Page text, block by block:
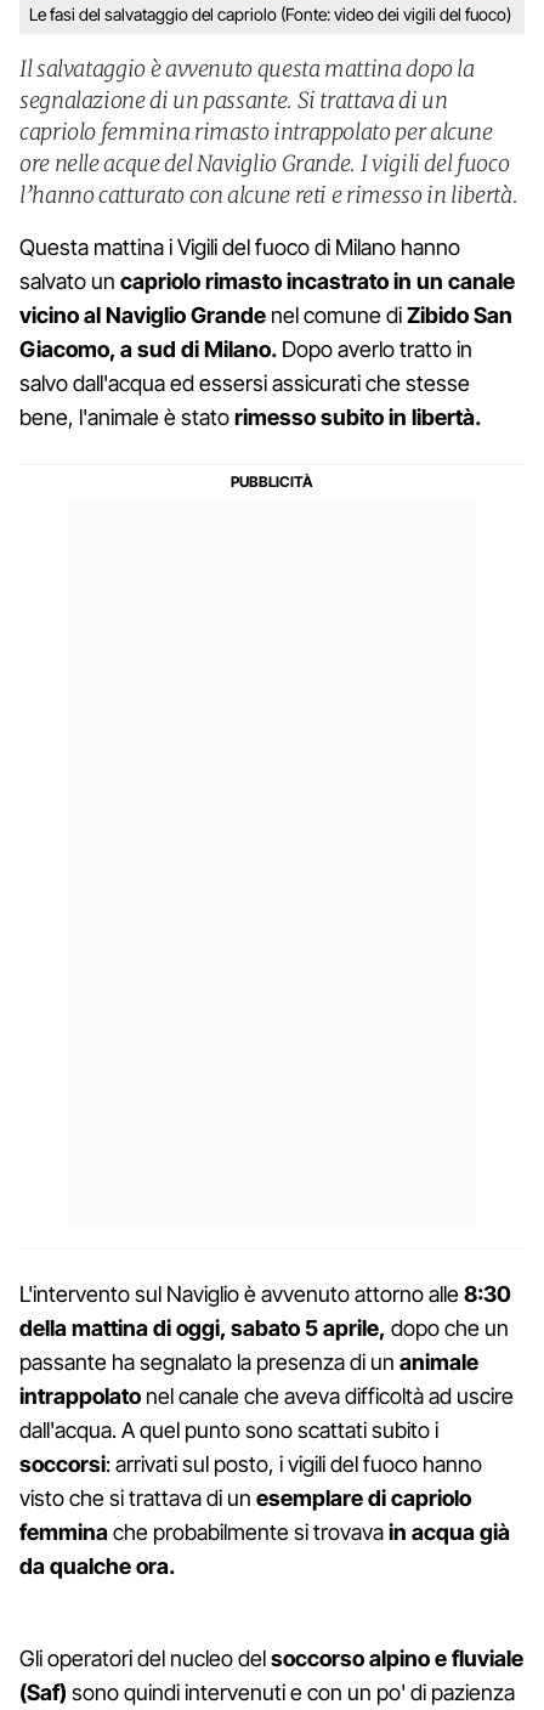
Le fasi del salvataggio del capriolo (Fonte: video dei vigili del fuoco)
Il salvataggio è avvenuto questa mattina dopo la
segnalazione di un passante. Si trattava di un
capriolo femmina rimasto intrappolato per alcune
ore nelle acque del Naviglio Grande. I vigili del fuoco
l’hanno catturato con alcune reti e rimesso in libertà.
Questa mattina i Vigili del fuoco di Milano hanno
salvato un capriolo rimasto incastrato in un canale
vicino al Naviglio Grande nel comune diZibido San
Giacomo, a sud di Milano. Dopo averlo tratto in
salvo dall'acqua ed essersi assicurati che stesse
bene, l'animale è statorimesso subito in libertà.
L'intervento sul Naviglio è avvenuto attorno alle8:30
della mattina di oggi, sabato 5 aprile, dopo che un
passante ha segnalato la presenza di un animale
intrappolato nel canale che aveva difficoltà ad uscire
dall'acqua. A quel punto sono scattati subito i
soccorsi: arrivati sul posto, i vigili del fuoco hanno
visto che si trattava di un esemplare di capriolo
femminache probabilmente si trovavain acqua già
da qualche ora.
Gli operatori del nucleo delsoccorso alpino e fluviale
(Saf) sono quindi intervenuti e con un po' di pazienza